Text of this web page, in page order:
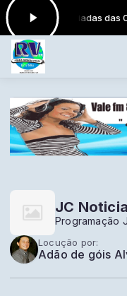
- Musicas Variadas das
JC
Programação
Locução por:
Adão de góis